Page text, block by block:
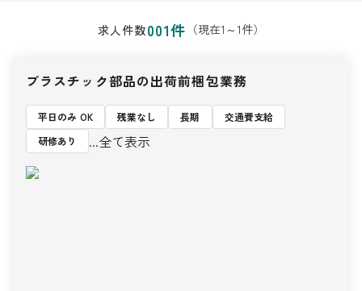
求人件数001件 （現在1 ～1件）
プラスチック部品の出荷前梱包業務
平日のみ OK 残業なし 長期
交通費支給
研修あり
...全て表示